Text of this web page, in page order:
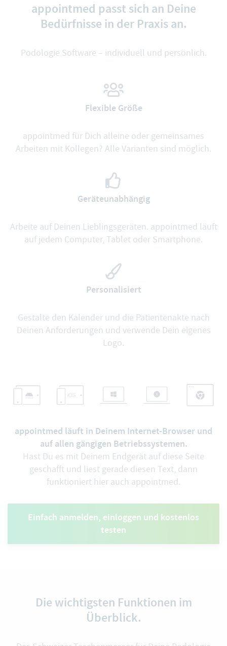
appointmed passt sich an Deine
Bedürfnisse in der Praxis an.
Podologie Software – individuell und persönlich.
Flexible Größe
appointmed für Dich alleine oder gemeinsames
Arbeiten mit Kollegen? Alle Varianten sind möglich.
Geräteunabhängig
Arbeite auf Deinen Lieblingsgeräten. appointmed läuft
auf jedem Computer, Tablet oder Smartphone.
Personalisiert
Gestalte den Kalender und die Patientenakte nach
Deinen Anforderungen und verwende Dein eigenes
Logo.
appointmed läuft in Deinem Internet-Browser und
auf allen gängigen Betriebssystemen.
Hast Du es mit Deinem Endgerät auf diese Seite
geschafft und liest gerade diesen Text, dann
funktioniert hier auch appointmed.
Einfach anmelden, einloggen und kostenlos
testen
Die wichtigsten Funktionen im
Überblick.